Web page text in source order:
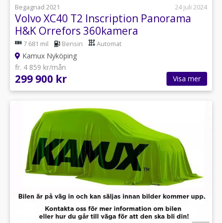
Begagnad 2021
24 juli 2024
Volvo XC40 T2 Inscription Panorama
H&K Orrefors 360kamera
7 681 mil Bensin Automat
Kamux Nyköping
fr. 4 859 kr/mån
299 900 kr Visa mer